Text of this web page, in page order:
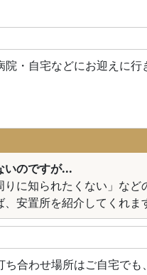
院・自宅などにお迎えに行
いのですが...
りに知られたくない」な
安置所を紹介してくれま
ち合わせ場所はご自宅で